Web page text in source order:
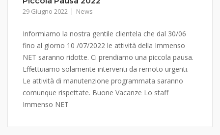
29 Giugno 2022 News
Informiamo la nostra gentile clientela che dal 30/06
fino al giorno 10 /07/2022 le attività della Immenso
NET saranno ridotte. Ci prendiamo una piccola pausa.
Effettuiamo solamente interventi da remoto urgenti.
Le attività di manutenzione programmata saranno
comunque rispettate. Buone Vacanze Lo staff
Immenso NET